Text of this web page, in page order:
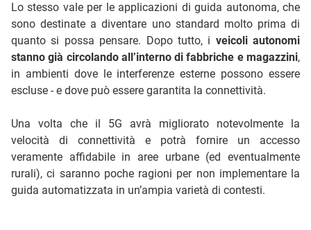
Lo stesso vale per le applicazioni di guida autonoma, che
sono destinate a diventare uno standard molto prima di
quanto si possa pensare. Dopo tutto, i veicoli autonomi
stanno già circolando all’interno di fabbriche e magazzini,
in ambienti dove le interferenze esterne possono essere
escluse - e dove può essere garantita la connettività.
Una volta che il 5G avrà migliorato notevolmente la
velocità di connettività e potrà fornire un accesso
veramente affidabile in aree urbane (ed eventualmente
rurali), ci saranno poche ragioni per non implementare la
guida automatizzata in un’ampia varietà di contesti.